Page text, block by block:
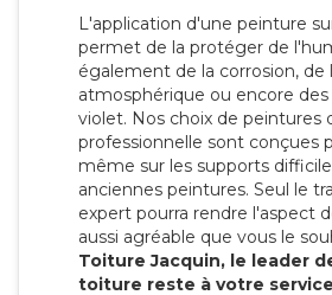
L'application d'une peinture
permet de la protéger de
également de la corrosion, de
atmosphérique ou encore des
violet. Nos choix de peintures
professionnelle sont conçues
même sur les supports
anciennes peintures. Seul le
expert pourra rendre l'aspect
aussi agréable que vous le
Toiture Jacquin, le leader
toiture reste à votre